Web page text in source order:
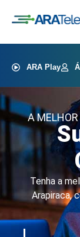
ARA Play
A
Tenha a
Arapiraca,